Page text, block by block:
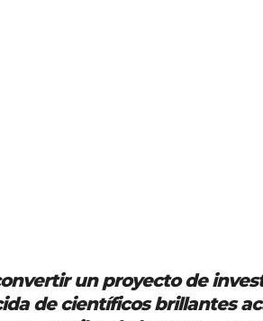
un proyecto de
de científicos brillantes